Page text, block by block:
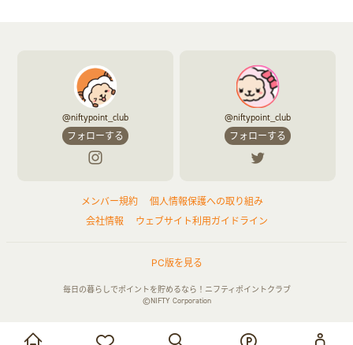
お買い物・サービス利用で貯める
@niftypoint_club
フォローする
@niftypoint_club
フォローする
メンバー規約
個人情報保護への取り組み
会社情報
ウェブサイト利用ガイドライン
PC版を見る
毎日の暮らしでポイントを貯めるなら！ニフティポイントクラブ
©NIFTY Corporation